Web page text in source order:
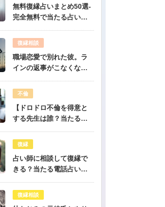
無料復縁占いまとめ50選-
完全無料で当たる占いだ
復縁相談
職場恋愛で別れた彼。ラ
インの返事がこなくなっ
公開鑑定-無料占い
不倫
【ドロドロ不倫を得意と
する先生は誰？当たる電
復縁
占い師に相談して復縁で
きる？当たる電話占い先
復縁相談